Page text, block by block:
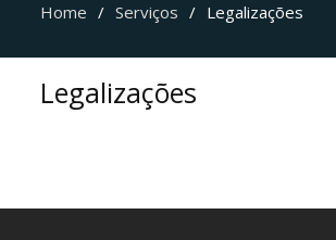
Home Serviços Legalizações
Legalizações